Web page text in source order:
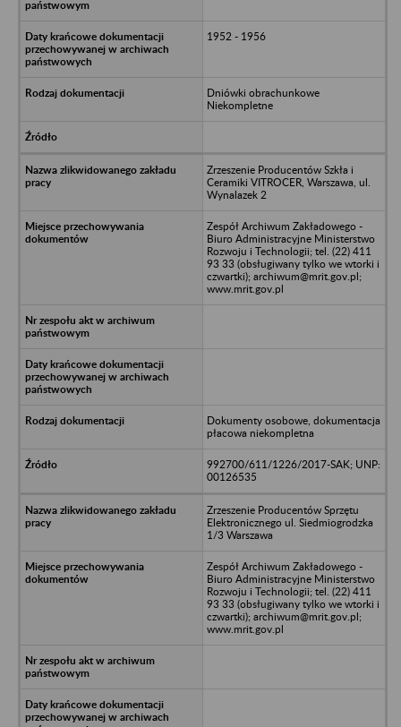
1952 - 1956
Dniówki obrachunkowe
Niekompletne
Zrzeszenie Producentów Szkła i
Ceramiki VITROCER, Warszawa, ul.
Wynalazek 2
Zespół Archiwum Zakładowego -
Biuro Administracyjne Ministerstwo
Rozwoju i Technologii; tel. (22) 411
93 33 (obsługiwany tylko we wtorki i
czwartki); archiwum@mrit.gov.pl;
www.mrit.gov.pl
Dokumenty osobowe, dokumentacja
płacowa niekompletna
992700/611/1226/2017-SAK; UNP:
00126535
Zrzeszenie Producentów Sprzętu
Elektronicznego ul. Siedmiogrodzka
1/3 Warszawa
Zespół Archiwum Zakładowego -
Biuro Administracyjne Ministerstwo
Rozwoju i Technologii; tel. (22) 411
93 33 (obsługiwany tylko we wtorki i
czwartki); archiwum@mrit.gov.pl;
www.mrit.gov.pl